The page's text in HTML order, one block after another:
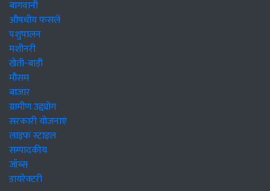
बागवानी
औषधीय फसलें
पशुपालन
मशीनरी
खेती-बाड़ी
मौसम
बाजार
ग्रामीण उद्द्योग
सरकारी योजनाएं
लाइफ स्टाइल
सम्पादकीय
जॉब्स
डायरेक्टरी